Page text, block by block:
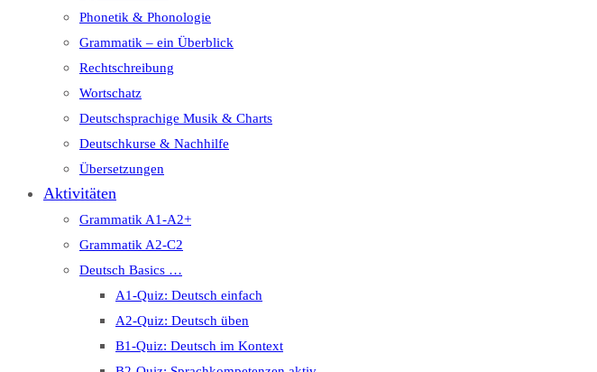
Phonetik & Phonologie
Grammatik – ein Überblick
Rechtschreibung
Wortschatz
Deutschsprachige Musik & Charts
Deutschkurse & Nachhilfe
Übersetzungen
Aktivitäten
Grammatik A1-A2+
Grammatik A2-C2
Deutsch Basics …
A1-Quiz: Deutsch einfach
A2-Quiz: Deutsch üben
B1-Quiz: Deutsch im Kontext